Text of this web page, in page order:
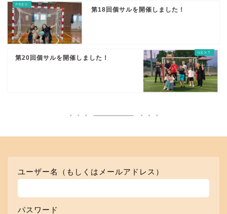
第18回個サルを開催しました！
第20回個サルを開催しました！
ユーザー名（もしくはメールアドレス）
パスワード